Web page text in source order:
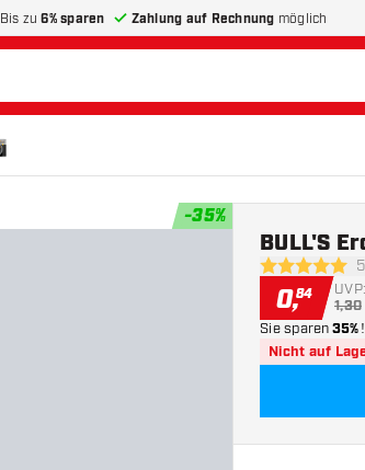
Bis zu6% sparen Zahlung auf Rechnung möglich
-35%
5
BULL'S
0,84 UVP:
1,30
Sie sparen35%!
Nicht auf